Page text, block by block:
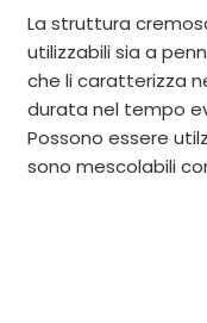
La struttura
utilizzabili sia a
che li caratterizza
durata nel tempo
Possono essere
sono mescolabili